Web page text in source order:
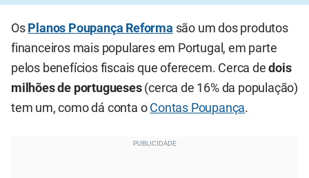
Os Planos Poupança Reforma são um dos produtos
financeiros mais populares em Portugal, em parte
pelos benefícios fiscais que oferecem. Cerca dedois
milhões de portugueses(cerca de 16% da população)
tem um, como dá conta o Contas Poupança.